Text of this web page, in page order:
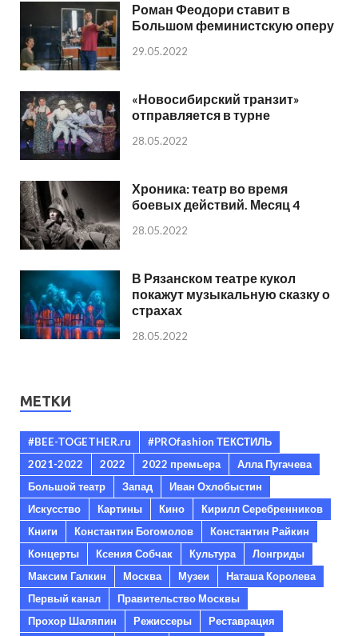
Роман Феодори ставит в
Большом феминистскую оперу
29.05.2022
«Новосибирский транзит»
отправляется в турне
28.05.2022
Хроника: театр во время
боевых действий. Месяц 4
28.05.2022
В Рязанском театре кукол
покажут музыкальную сказку о
страхах
28.05.2022
МЕТКИ
#BEE-TOGETHER.ru
#PROfashion ТЕКСТИЛЬ
2021-2022
2022 2022 премьера
Алла Пугачева
Большой театр
Запад
Иван Охлобыстин
Искусство
Картины Кино
Кирилл Серебренников
Книги
Константин Богомолов
Константин Райкин
Концерты
Ксения Собчак Культура
Лонгриды
Максим Галкин
Москва Музеи
Наташа Королева
Первый канал
Правительство Москвы
Прохор Шаляпин
Режиссеры
Реставрация